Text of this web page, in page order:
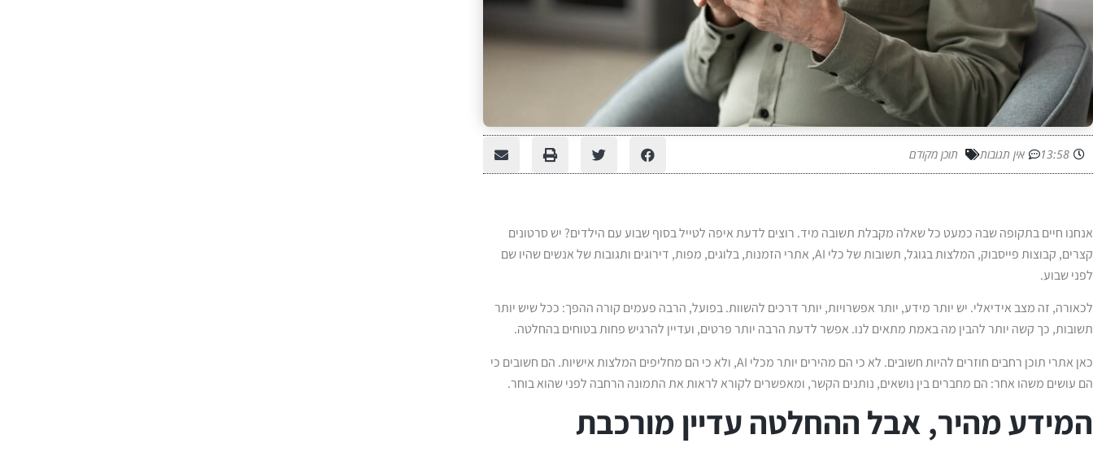
13:58 אין תגובות תוכן מקודם
אנחנו חיים בתקופה שבה כמעט כל שאלה מקבלת תשובה מיד. רוצים לדעת איפה לטייל בסוף שבוע עם הילדים? יש סרטונים
קצרים, קבוצות פייסבוק, המלצות בגוגל, תשובות של כלי AI, אתרי הזמנות, בלוגים, מפות, דירוגים ותגובות של אנשים שהיו שם
לפני שבוע.
לכאורה, זה מצב אידיאלי. יש יותר מידע, יותר אפשרויות, יותר דרכים להשוות. בפועל, הרבה פעמים קורה ההפך: ככל שיש יותר
תשובות, כך קשה יותר להבין מה באמת מתאים לנו. אפשר לדעת הרבה יותר פרטים, ועדיין להרגיש פחות בטוחים בהחלטה.
כאן אתרי תוכן רחבים חוזרים להיות חשובים. לא כי הם מהירים יותר מכלי AI, ולא כי הם מחליפים המלצות אישיות. הם חשובים כי
הם עושים משהו אחר: הם מחברים בין נושאים, נותנים הקשר, ומאפשרים לקורא לראות את התמונה הרחבה לפני שהוא בוחר.
המידע מהיר, אבל ההחלטה עדיין מורכבת